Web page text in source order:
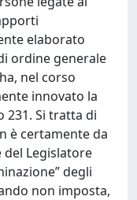
elaborato
ordine generale
nel corso
innovato la
Si tratta di
è certamente da
Legislatore
degli
non imposta,